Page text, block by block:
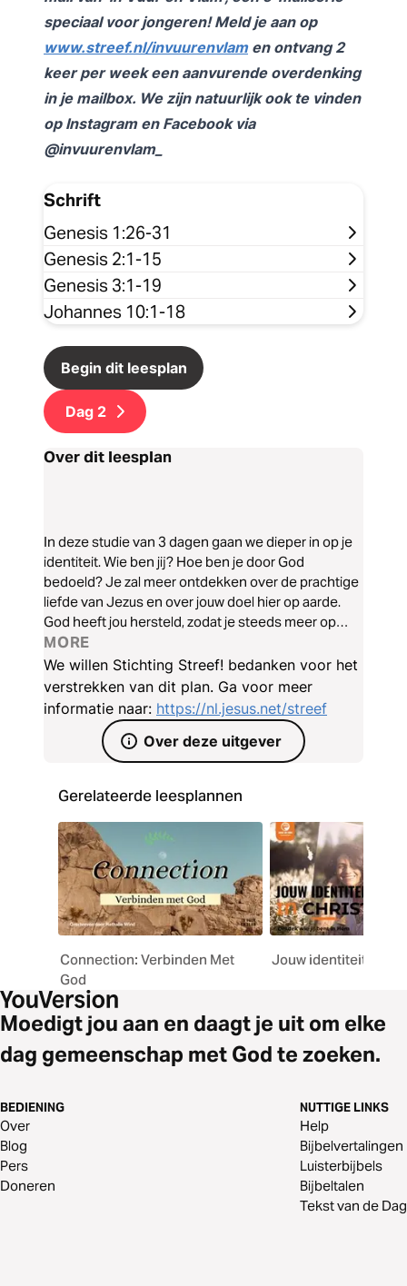
speciaal voor jongeren! Meld je aan op
www.streef.nl/invuurenvlamen ontvang 2
keer per week een aanvurende overdenking
in je mailbox. We zijn natuurlijk ook te vinden
op Instagram en Facebook via
@invuurenvlam_
Schrift
Genesis 1:26-31
Genesis 2:1-15
Genesis 3:1-19
Johannes 10:1-18
Begin dit leesplan
Dag 2
Over dit leesplan
In deze studie van 3 dagen gaan we dieper in op je
identiteit. Wie ben jij? Hoe ben je door God
bedoeld? Je zal meer ontdekken over de prachtige
liefde van Jezus en over jouw doel hier op aarde.
God heeft jou hersteld, zodat je steeds meer op
Hem kan gaan lijken. De Bijbel zegt dat de waarheid
vrij maakt en God wil jou de waarheid over jouw
identiteit vertellen!
MORE
We willen Stichting Streef! bedanken voor het
verstrekken van dit plan. Ga voor meer
informatie naar: https://nl.jesus.net/streef
Over deze uitgever
Gerelateerde leesplannen
Connection: Verbinden Met
God
Jouw identiteit in
Moedigt jou aan en daagt je uit om elke
dag gemeenschap met God te zoeken.
BEDIENING
Over
Blog
Pers
Doneren
NUTTIGE LINKS
Help
Bijbelvertalingen
Luisterbijbels
Bijbeltalen
Tekst van de Dag